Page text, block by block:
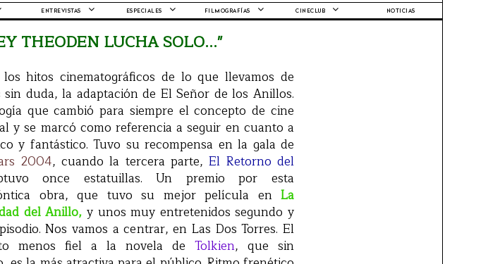
ENTREVISTAS ESPECIALES FILMOGRAFÍAS CINECLUB NOTICIAS
THEODEN LUCHA SOLO..."
hitos cinematográficos de lo que llevamos de
sin duda, la adaptación de El Señor de los Anillos.
que cambió para siempre el concepto de cine
y se marcó como referencia a seguir en cuanto a
y fantástico. Tuvo su recompensa en la gala de
2004, cuando la tercera parte,El Retorno del
once estatuillas. Un premio por esta
obra, que tuvo su mejor película en La
del Anillo, y unos muy entretenidos segundo y
Nos vamos a centrar, en Las Dos Torres. El
menos fiel a la novela de Tolkien, que sin